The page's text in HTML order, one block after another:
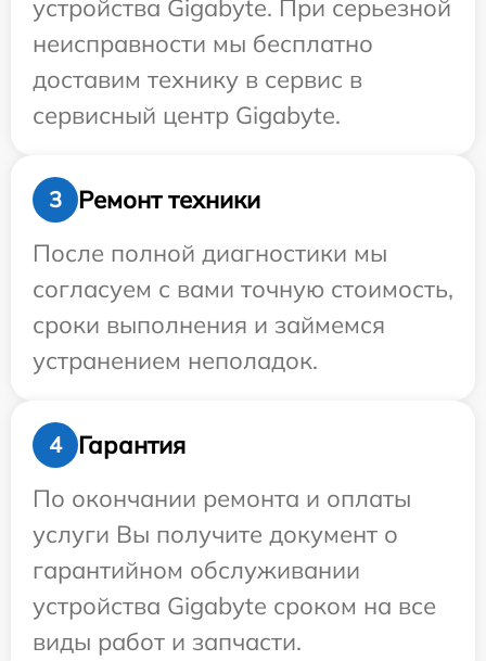
устройства Gigabyte. При серьезной
неисправности мы бесплатно
доставим технику в сервис в
сервисный центр Gigabyte.
3
Ремонт техники
После полной диагностики мы
согласуем с вами точную стоимость,
сроки выполнения и займемся
устранением неполадок.
4
Гарантия
По окончании ремонта и оплаты
услуги Вы получите документ о
гарантийном обслуживании
устройства Gigabyte сроком на все
виды работ и запчасти.